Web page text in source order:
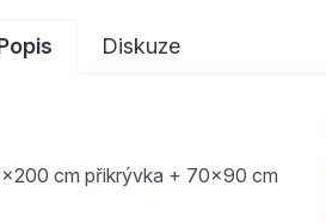
Diskuze
cm přikrývka + 70x90 cm